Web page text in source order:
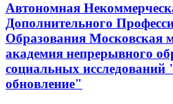
Автономная
Дополнительного
Образования Московская
академия непрерывного
социальных
обновление"